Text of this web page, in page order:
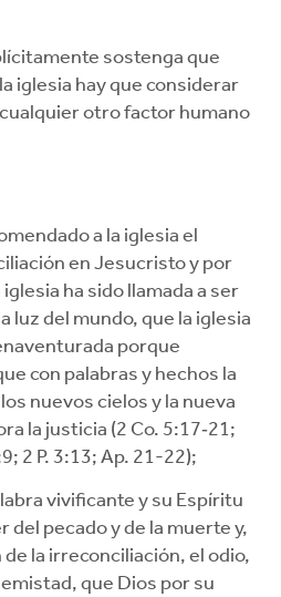
sostenga que
iglesia hay que considerar
otro factor humano
a la iglesia el
en Jesucristo y por
ha sido llamada a ser
luz del mundo, que la iglesia
porque
con palabras y hechos la
nuevos cielos y la nueva
la justicia (2 Co. 5:17‐21;
2 P. 3:13; Ap. 21-22);
vivificante y su Espíritu
del pecado y de la muerte y,
la irreconciliación, el odio,
que Dios por su